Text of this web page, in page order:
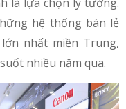
là lựa chọn lý tưởng.
hệ thống bán lẻ
nhất miền Trung,
nhiều năm qua.